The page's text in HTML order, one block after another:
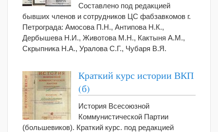
Составлено под редакцией
бывших членов и сотрудников ЦС фабзавкомов г.
Петрограда: Амосова П.Н., Антипова Н.К.,
Дербышева Н.И., Животова М.Н., Кактыня А.М.,
Скрыпника Н.А., Уралова С.Г., Чубаря В.Я.
Краткий курс истории ВКП
(б)
История Всесоюзной
Коммунистической Партии
(большевиков). Краткий курс. под редакцией